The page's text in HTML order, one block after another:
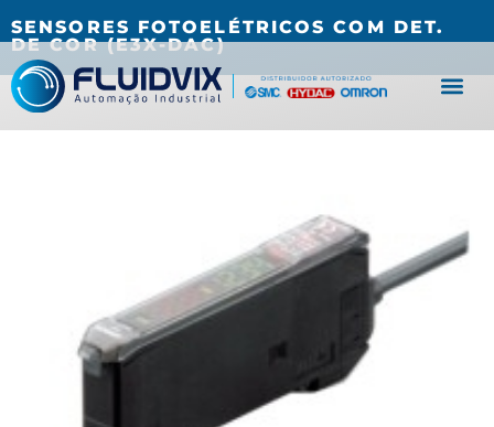
(27) 3067-0001 fluidvix@fluidvix.com.br
SENSORES FOTOELÉTRICOS COM DET.
DE COR (E3X-DAC)